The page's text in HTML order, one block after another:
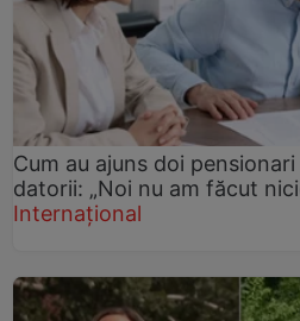
Cum au ajuns doi
datorii: „Noi nu am făcut
Internațional